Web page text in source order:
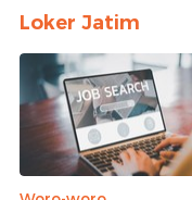
Loker Jatim